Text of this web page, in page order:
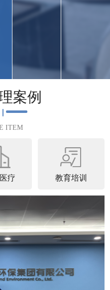
案例
ITEM
疗 教育培训
29F）空气治理圆
第...
公司空气治理圆满完
限公司进行了空气治